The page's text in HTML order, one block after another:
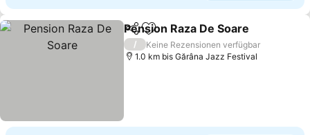
TeilenZu Favoriten hinzufügen
Pension Raza De Soare
/
Keine Rezensionen verfügbar
1.0 km bis Gărâna Jazz Festival